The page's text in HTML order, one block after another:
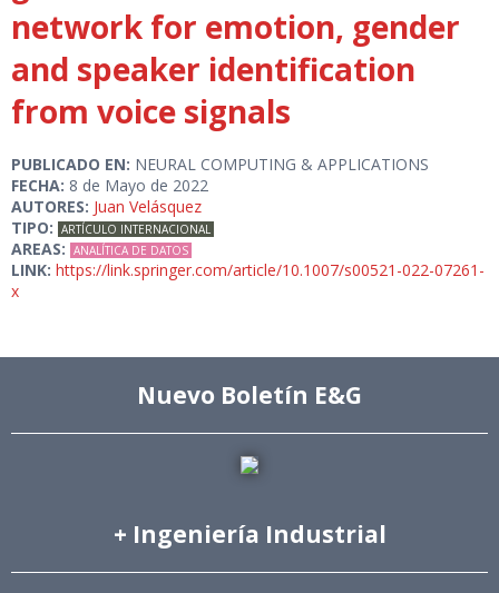
network for emotion, gender
and speaker identification
from voice signals
PUBLICADO EN: NEURAL COMPUTING & APPLICATIONS
FECHA: 8 de Mayo de 2022
AUTORES: Juan Velásquez
TIPO: ARTÍCULO INTERNACIONAL
AREAS: ANALÍTICA DE DATOS
LINK: https://link.springer.com/article/10.1007/s00521-022-07261-
x
Nuevo Boletín E&G
+ Ingeniería Industrial